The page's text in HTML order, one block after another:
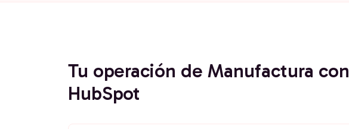
Tu operación de Manufactura con
HubSpot